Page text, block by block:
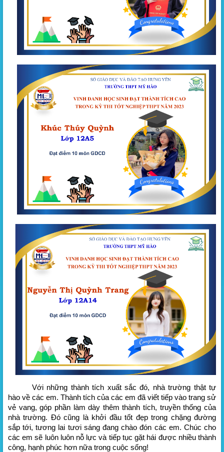
Với những thành tích xuất sắc đó, nhà trường thật tự
hào về các em. Thành tích của các em đã viết tiếp vào trang sử
vẻ vang, góp phần làm dày thêm thành tích, truyền thống của
nhà trường. Đó cũng là khởi đầu tốt đẹp trong chặng đường
sắp tới, tương lai tươi sáng đang chào đón các em. Chúc cho
các em sẽ luôn luôn nỗ lực và tiếp tục gặt hái được nhiều thành
công, hạnh phúc hơn nữa trong cuộc sống!